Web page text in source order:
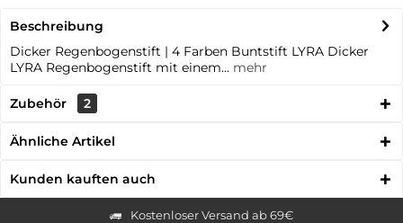
Beschreibung
Dicker Regenbogenstift | 4 Farben Buntstift LYRA Dicker
LYRA Regenbogenstift mit einem... mehr
Zubehör 2
Ähnliche Artikel
Kunden kauften auch
Kostenloser Versand ab 69€